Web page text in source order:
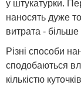
у штукатурки.
наносять дуже
витрата - більше
Різні способи
сподобаються
кількістю